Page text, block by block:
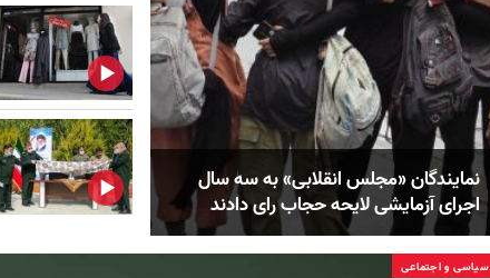
نمایندگان «مجلس انقلابی» به سه سال
اجرای آزمایشی لایحه حجاب رای دادند
سیاسی و اجتماعی